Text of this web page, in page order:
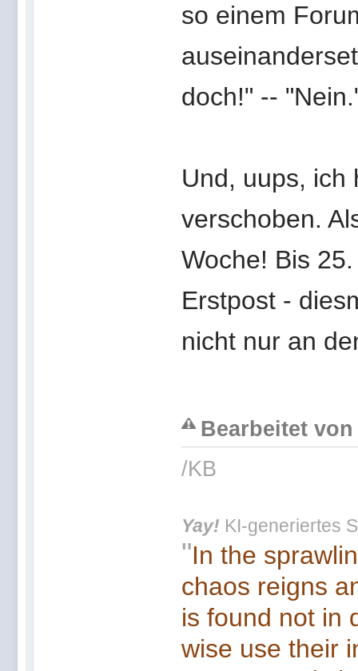
so einem
doch!" --
Und, uups, ich
verschoben.
Woche! Bis
Erstpost -
nicht nur an
Bearbeitet von
/KB
Yay! KI-generiertes
"In the
chaos reigns
is found not in
wise use their